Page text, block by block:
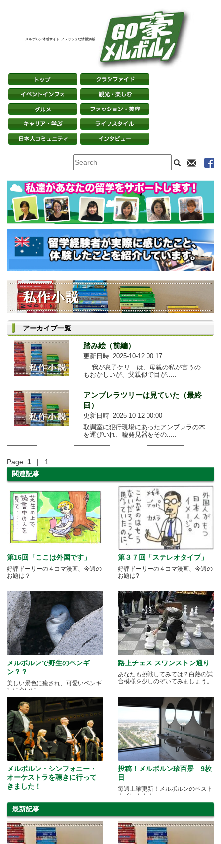
メルボルン体感サイト フレッシュな情報満載
アーカイブ一覧
踏み絵（前編）
更新日時: 2025-10-12 00:17
我が息子ケリーは、母親の私が言うの
もおかしいが、父親似で目が.....
アンブレラツリーは見ていた（最終
回）
更新日時: 2025-10-12 00:00
取調室に犯行現場にあったアンブレラの木
を運びいれ、嘘発見器をその.....
Page: 1 | 1
関連記事
第16回「ここは外国です」
好評ドーリーの４コマ漫画、今週の
お題は？
第３７回「ステレオタイプ」
好評ドーリーの４コマ漫画、今週の
お題は?
メルボルンで野生のペンギ
ン？？
美しい景色に癒され、可愛いペンギ
ンに会いに
路上チェス スワンストン通り
あなたも挑戦してみては？白熱の試
合模様を少しのぞいてみましょう。
メルボルン・シンフォニー・
オーケストラを聴きに行って
きました！
感動のクラシック音楽が奏でる歴史
と芸術。
投稿！メルボルン珍百景 9枚
目
毎週土曜更新！メルボルンのベスト
トイレ！！！
最新記事